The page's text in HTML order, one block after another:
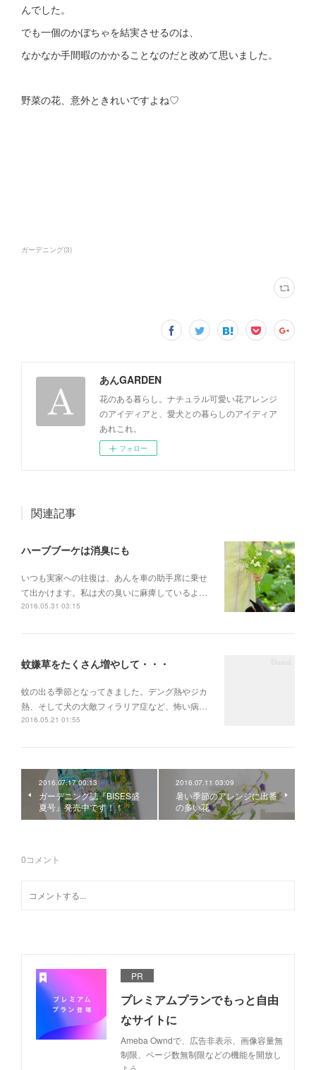
んでした。
でも一個のかぼちゃを結実させるのは、
なかなか手間暇のかかることなのだと改めて思いました。
野菜の花、意外ときれいですよね♡
ガーデニング(3)
あんGARDEN
花のある暮らし。ナチュラル可愛い花アレンジ
のアイディアと、愛犬との暮らしのアイディア
あれこれ。
フォロー
関連記事
ハーブブーケは消臭にも
いつも実家への往復は、あんを車の助手席に乗せ
て出かけます。私は犬の臭いに麻痺しているよ…
2016.05.31 03:15
蚊嫌草をたくさん増やして・・・
蚊の出る季節となってきました。デング熱やジカ
熱、そして犬の大敵フィラリア症など、怖い病…
2016.05.21 01:55
2016.07.17 00:13
ガーデニング誌『BISES盛
夏号』発売中です！！
2016.07.11 03:09
暑い季節のアレンジに出番
の多い花
0コメント
PR
プレミアムプランでもっと自由
なサイトに
Ameba Owndで、広告非表示、画像容量無
制限、ページ数無制限などの機能を開放し